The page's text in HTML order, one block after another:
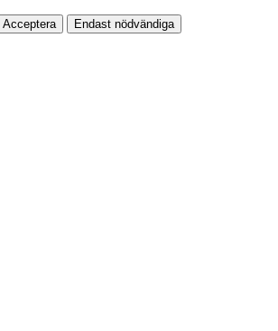
Acceptera Endast nödvändiga